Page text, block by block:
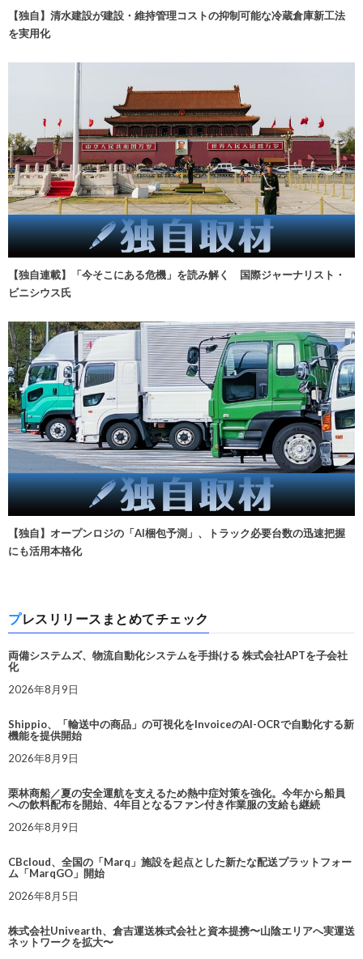
【独自】清水建設が建設・維持管理コストの抑制可能な冷蔵倉庫新工法
を実用化
【独自連載】「今そこにある危機」を読み解く 国際ジャーナリスト・
ビニシウス氏
【独自】オープンロジの「AI梱包予測」、トラック必要台数の迅速把握
にも活用本格化
プレスリリースまとめてチェック
両備システムズ、物流自動化システムを手掛ける 株式会社APTを子会社
化
2026年8月9日
Shippio、「輸送中の商品」の可視化をInvoiceのAI-OCRで自動化する新
機能を提供開始
2026年8月9日
栗林商船／夏の安全運航を支えるため熱中症対策を強化。今年から船員
への飲料配布を開始、4年目となるファン付き作業服の支給も継続
2026年8月9日
CBcloud、全国の「Marq」施設を起点とした新たな配送プラットフォー
ム「MarqGO」開始
2026年8月5日
株式会社Univearth、倉吉運送株式会社と資本提携〜山陰エリアへ実運送
ネットワークを拡大〜